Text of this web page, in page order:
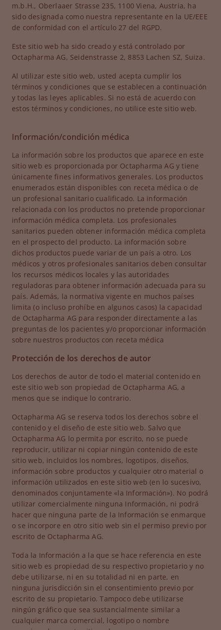
m.b.H., Oberlaaer Strasse 235, 1100 Viena, Austria, ha
sido designada como nuestra representante en la UE/EEE
de conformidad con el artículo 27 del RGPD.
Este sitio web ha sido creado y está controlado por
Octapharma AG, Seidenstrasse 2, 8853 Lachen SZ, Suiza.
Al utilizar este sitio web, usted acepta cumplir los
términos y condiciones que se establecen a continuación
y todas las leyes aplicables. Si no está de acuerdo con
estos términos y condiciones, no utilice este sitio web.
Información/condición médica
La información sobre los productos que aparece en este
sitio web es proporcionada por Octapharma AG y tiene
únicamente fines informativos generales. Los productos
enumerados están disponibles con receta médica o de
un profesional sanitario cualificado. La información
relacionada con los productos no pretende proporcionar
información médica completa. Los profesionales
sanitarios pueden obtener información médica completa
en el prospecto del producto. La información sobre
dichos productos puede variar de un país a otro. Los
médicos y otros profesionales sanitarios deben consultar
los recursos médicos locales y las autoridades
reguladoras para obtener información adecuada para su
país. Además, la normativa vigente en muchos países
limita (o incluso prohíbe en algunos casos) la capacidad
de Octapharma AG para responder directamente a las
preguntas de los pacientes y/o proporcionar información
sobre nuestros productos con receta médica
Protección de los derechos de autor
Los derechos de autor de todo el material contenido en
este sitio web son propiedad de Octapharma AG, a
menos que se indique lo contrario.
Octapharma AG se reserva todos los derechos sobre el
contenido y el diseño de este sitio web. Salvo que
Octapharma AG lo permita por escrito, no se puede
reproducir, utilizar ni copiar ningún contenido de este
sitio web, incluidos los nombres, logotipos, diseños,
información sobre productos y cualquier otro material o
información utilizados en este sitio web (en lo sucesivo,
denominados conjuntamente «la Información»). No podrá
utilizar comercialmente ninguna Información, ni podrá
hacer que ninguna parte de la Información se enmarque
o se incorpore en otro sitio web sin el permiso previo por
escrito de Octapharma AG.
Toda la Información a la que se hace referencia en este
sitio web es propiedad de su respectivo propietario y no
debe utilizarse, ni en su totalidad ni en parte, en
ninguna jurisdicción sin el consentimiento previo por
escrito de su propietario. Tampoco debe utilizarse
ningún gráfico que sea sustancialmente similar a
cualquier marca comercial, logotipo o nombre